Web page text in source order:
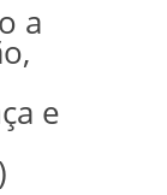
a
e